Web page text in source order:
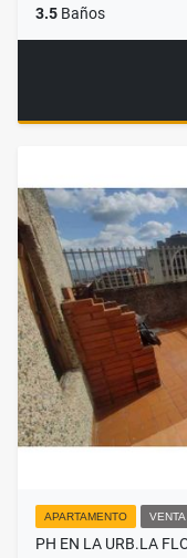
3.5 Baños
APARTAMENTO VENTA
PH EN LA URB.LA